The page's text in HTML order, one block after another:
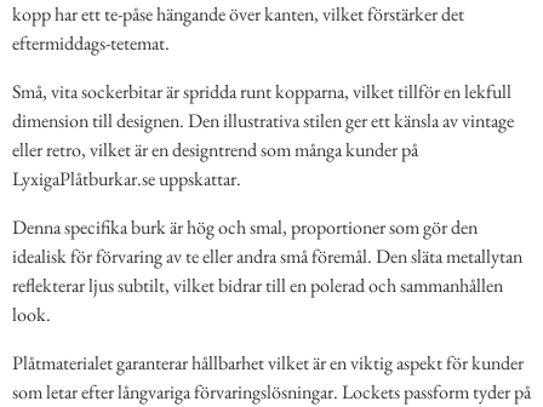
kopp har ett te-påse hängande över kanten, vilket förstärker det
eftermiddags-tetemat.
Små, vita sockerbitar är spridda runt kopparna, vilket tillför en lekfull
dimension till designen. Den illustrativa stilen ger ett känsla av vintage
eller retro, vilket är en designtrend som många kunder på
LyxigaPlåtburkar.se uppskattar.
Denna specifika burk är hög och smal, proportioner som gör den
idealisk för förvaring av te eller andra små föremål. Den släta metallytan
reflekterar ljus subtilt, vilket bidrar till en polerad och sammanhållen
look.
Plåtmaterialet garanterar hållbarhet vilket är en viktig aspekt för kunder
som letar efter långvariga förvaringslösningar. Lockets passform tyder på